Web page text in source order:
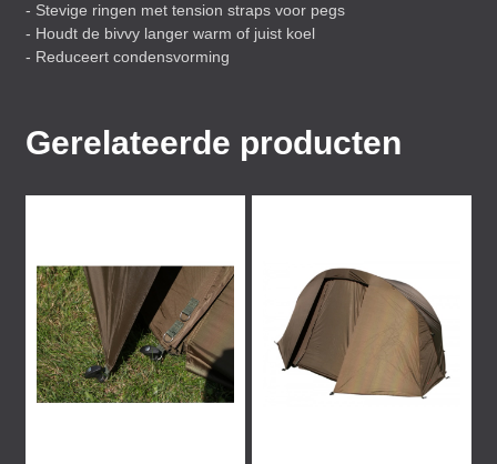
- Stevige ringen met tension straps voor pegs
- Houdt de bivvy langer warm of juist koel
- Reduceert condensvorming
Gerelateerde producten